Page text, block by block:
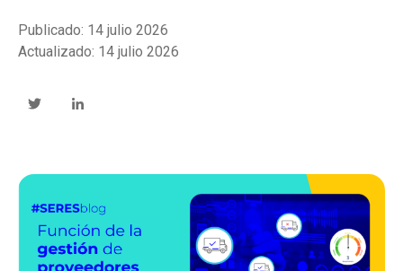
Publicado: 14 julio 2026
Actualizado: 14 julio 2026